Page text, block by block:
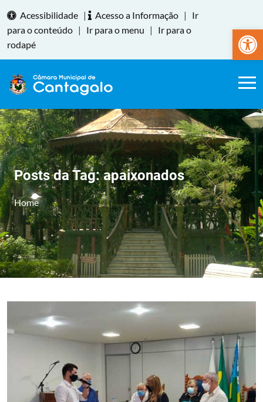
Abrir
Acessibilidade | Acesso a Informação |
Ir
para o conteúdo | Ir para o menu |
Ir para o
rodapé
Posts da Tag:apaixonados
Home